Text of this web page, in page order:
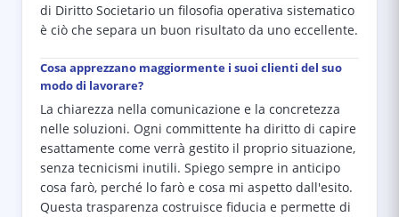
di Diritto Societario un filosofia operativa sistematico
è ciò che separa un buon risultato da uno eccellente.
Cosa apprezzano maggiormente i suoi clienti del suo
modo di lavorare?
La chiarezza nella comunicazione e la concretezza
nelle soluzioni. Ogni committente ha diritto di capire
esattamente come verrà gestito il proprio situazione,
senza tecnicismi inutili. Spiego sempre in anticipo
cosa farò, perché lo farò e cosa mi aspetto dall'esito.
Questa trasparenza costruisce fiducia e permette di